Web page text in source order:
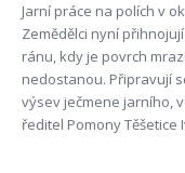
Jarní práce na polích v
Zemědělci nyní
ránu, kdy je povrch
nedostanou. Připravují
výsev ječmene jarního,
ředitel Pomony Těšetice